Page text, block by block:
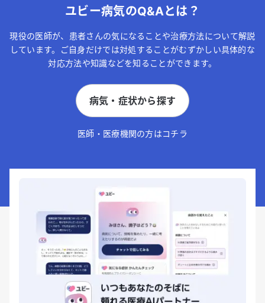
ユビー病気のQ&Aとは？
現役の医師が、患者さんの気になることや治療方法について解説
しています。ご自身だけでは対処することがむずかしい具体的な
対応方法や知識などを知ることができます。
病気・症状から探す
医師・医療機関の方はコチラ